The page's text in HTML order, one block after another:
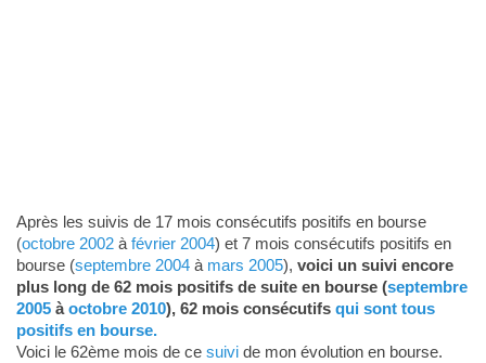
Après les suivis de 17 mois consécutifs positifs en bourse
(octobre 2002à février 2004) et 7 mois consécutifs positifs en
bourse (septembre 2004à mars 2005), voici un suivi encore
plus long de 62 mois positifs de suite en bourse (septembre
2005àoctobre 2010), 62 mois consécutifs qui sont tous
positifs en bourse.
Voici le 62ème mois de ce suivide mon évolution en bourse.